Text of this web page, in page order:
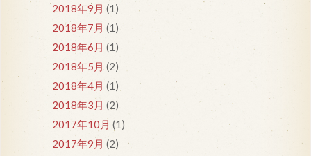
2018年9月 (1)
2018年7月 (1)
2018年6月 (1)
2018年5月 (2)
2018年4月 (1)
2018年3月 (2)
2017年10月 (1)
2017年9月 (2)